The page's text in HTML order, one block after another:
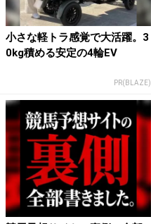
小さな軽トラ感覚で大活躍。3
0kg積める安定の4輪EV
PR(BLAZE)